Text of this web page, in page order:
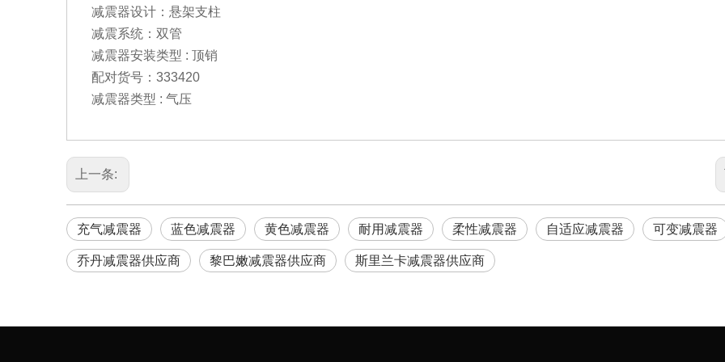
减震器设计：悬架支柱
减震系统：双管
减震器安装类型 : 顶销
配对货号：333420
减震器类型 : 气压
上一条:
充气减震器 蓝色减震器 黄色减震器 耐用减震器 柔性减震器 自适应减震器 可变减震器
乔丹减震器供应商 黎巴嫩减震器供应商 斯里兰卡减震器供应商